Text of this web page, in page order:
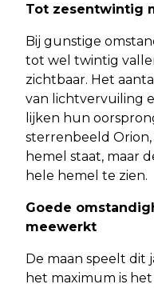
Tot zesentwintig
Bij gunstige
tot wel twintig
zichtbaar. Het
van lichtvervuiling
lijken hun
sterrenbeeld
hemel staat, maar
hele hemel te zien.
Goede
meewerkt
De maan speelt dit
het maximum is